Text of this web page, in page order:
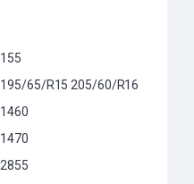
155
195/65/R15 205/60/R16
1460
1470
2855